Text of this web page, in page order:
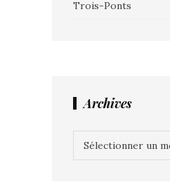
Trois-Ponts
Archives